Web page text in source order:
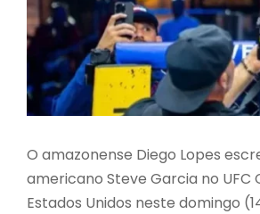
O amazonense Diego Lopes
americano Steve Garcia no
Estados Unidos neste domingo